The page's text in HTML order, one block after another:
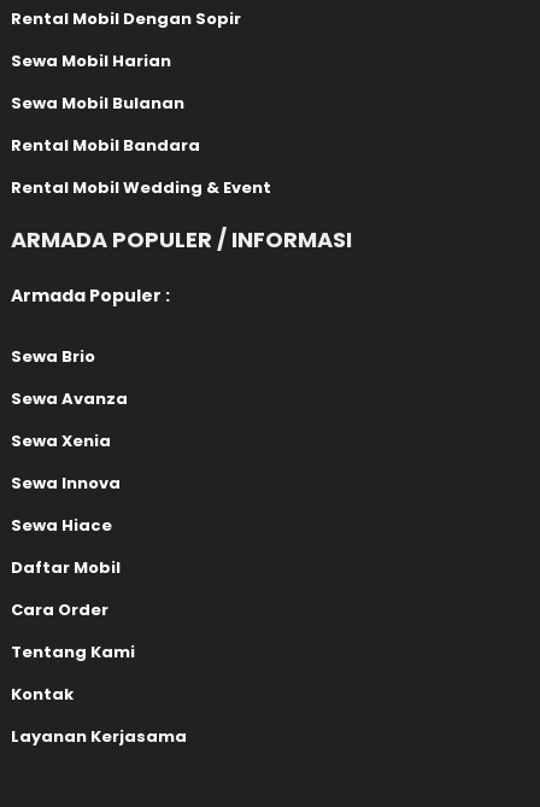
Rental Mobil Dengan Sopir
Sewa Mobil Harian
Sewa Mobil Bulanan
Rental Mobil Bandara
Rental Mobil Wedding & Event
ARMADA POPULER / INFORMASI
Armada Populer :
Sewa Brio
Sewa Avanza
Sewa Xenia
Sewa Innova
Sewa Hiace
Daftar Mobil
Cara Order
Tentang Kami
Kontak
Layanan Kerjasama